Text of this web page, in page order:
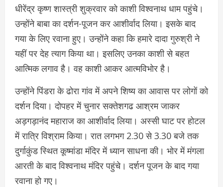
धीरेंद्र कृष्ण शास्त्री शुक्रवार को काशी विश्वनाथ धाम पहुंचे।
उन्होंने बाबा का दर्शन-पूजन कर आशीर्वाद लिया। इसके बाद
गया के लिए रवाना हुए। उन्होंने कहा कि हमारे दादा गुरुश्री ने
यहीं पर देह त्याग किया था। इसलिए उनका काशी से बहत
आत्मिक लगाव है। वह काशी आकर आत्मविभोर है।
उन्होंने पिंडरा के ढोरा गांव में अपने शिष्य का आवास पर लोगों को
दर्शन दिया। दोपहर में चुनार सक्तेशगढ आश्रम जाकर
अड़गड़ानंद महाराज का आशीर्वाद लिया। अस्सी घाट पर होटल
में रात्रि विश्राम किया। रात लगभग 2.30 से 3.30 बजे तक
दुर्गाकुंड स्थित कूष्मांडा मंदिर में ध्यान साधना की। भोर में मंगला
आरती के बाद विश्वनाथ मंदिर पहुंचे। दर्शन पूजन के बाद गया
रवाना हो गए।